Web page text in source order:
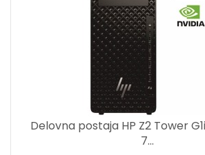
Delovna postaja HP Z2 Tower
7...